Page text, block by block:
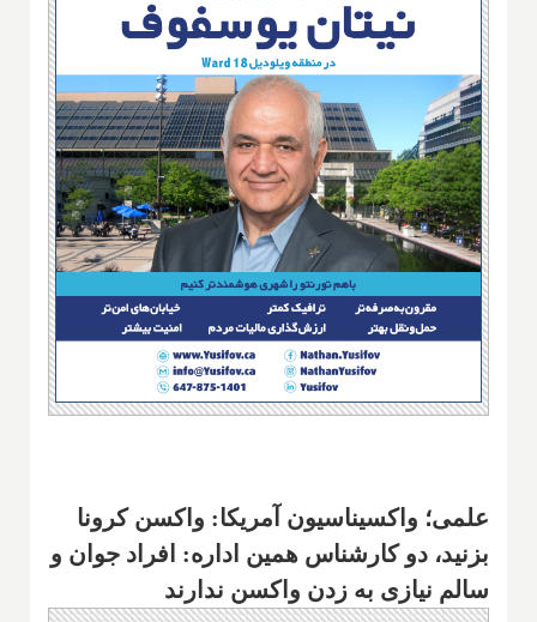
علمی؛ واکسیناسیون آمریکا: واکسن کرونا
بزنید، دو کارشناس همین اداره: افراد جوان و
سالم نیازی به زدن واکسن ندارند